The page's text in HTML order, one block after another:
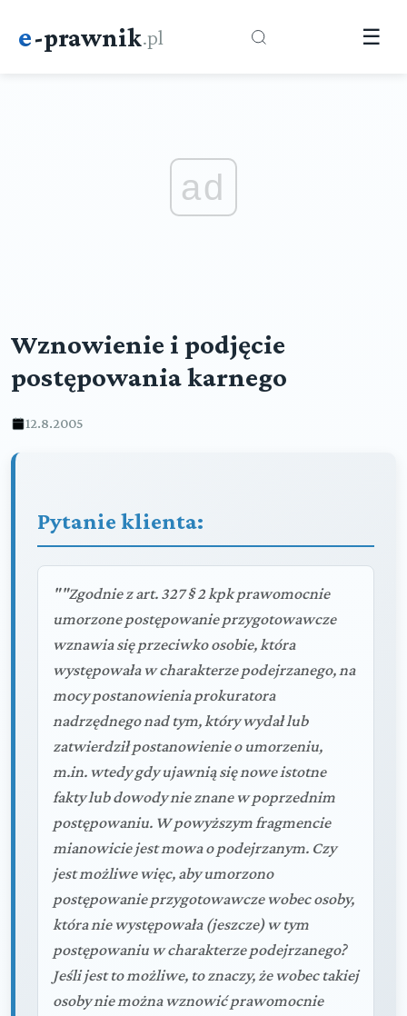
e-prawnik.pl ☰
ad
Wznowienie i podjęcie
postępowania karnego
12.8.2005
Pytanie klienta:
""Zgodnie z art. 327 § 2 kpk prawomocnie
umorzone postępowanie przygotowawcze
wznawia się przeciwko osobie, która
występowała w charakterze podejrzanego, na
mocy postanowienia prokuratora
nadrzędnego nad tym, który wydał lub
zatwierdził postanowienie o umorzeniu,
m.in. wtedy gdy ujawnią się nowe istotne
fakty lub dowody nie znane w poprzednim
postępowaniu. W powyższym fragmencie
mianowicie jest mowa o podejrzanym. Czy
jest możliwe więc, aby umorzono
postępowanie przygotowawcze wobec osoby,
która nie występowała (jeszcze) w tym
postępowaniu w charakterze podejrzanego?
Jeśli jest to możliwe, to znaczy, że wobec takiej
osoby nie można wznowić prawomocnie